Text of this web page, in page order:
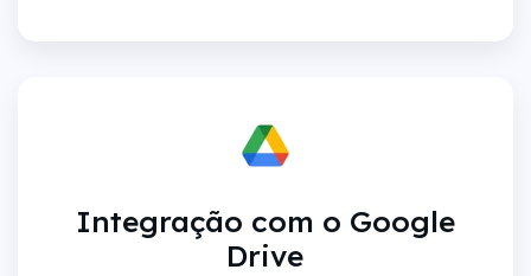
Integração com o Google
Drive